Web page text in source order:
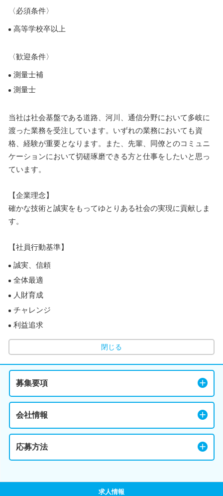
〈必須条件〉
高等学校卒以上
〈歓迎条件〉
測量士補
測量士
当社は社会基盤である道路、河川、通信分野において多岐に
渡った業務を受注しています。いずれの業務においても資
格、経験が重要となります。また、先輩、同僚とのコミュニ
ケーションにおいて切磋琢磨できる方と仕事をしたいと思っ
ています。
【企業理念】
確かな技術と誠実をもってゆとりある社会の実現に貢献しま
す。
【社員行動基準】
誠実、信頼
全体最適
人財育成
チャレンジ
利益追求
閉じる
募集要項
会社情報
応募方法
求人情報